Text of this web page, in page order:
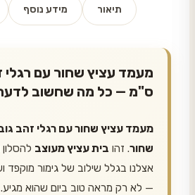
תיאור מידע נוסף
ס"מ — כל מה שחשוב
מעמד עציץ שחור עם רגלי זהב גובה 32
שחור. זהו בית עציץ מעוצב
אצלנו בגלל שילוב של גימור מוקפד
— לא רק מראה טוב ביום שהוא מגיע.